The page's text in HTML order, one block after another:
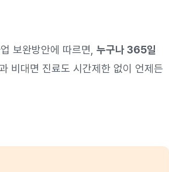
보완방안에 따르면, 누구나 365일
비대면 진료도 시간제한 없이 언제든